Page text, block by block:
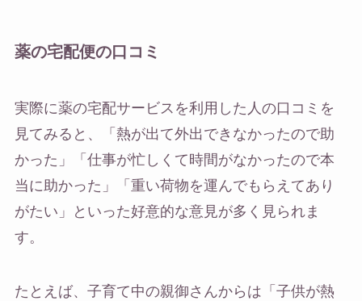
薬の宅配便の口コミ
実際に薬の宅配サービスを利用した人の口コミを
見てみると、「熱が出て外出できなかったので助
かった」「仕事が忙しくて時間がなかったので本
当に助かった」「重い荷物を運んでもらえてあり
がたい」といった好意的な意見が多く見られま
す。
たとえば、子育て中の親御さんからは「子供が熱